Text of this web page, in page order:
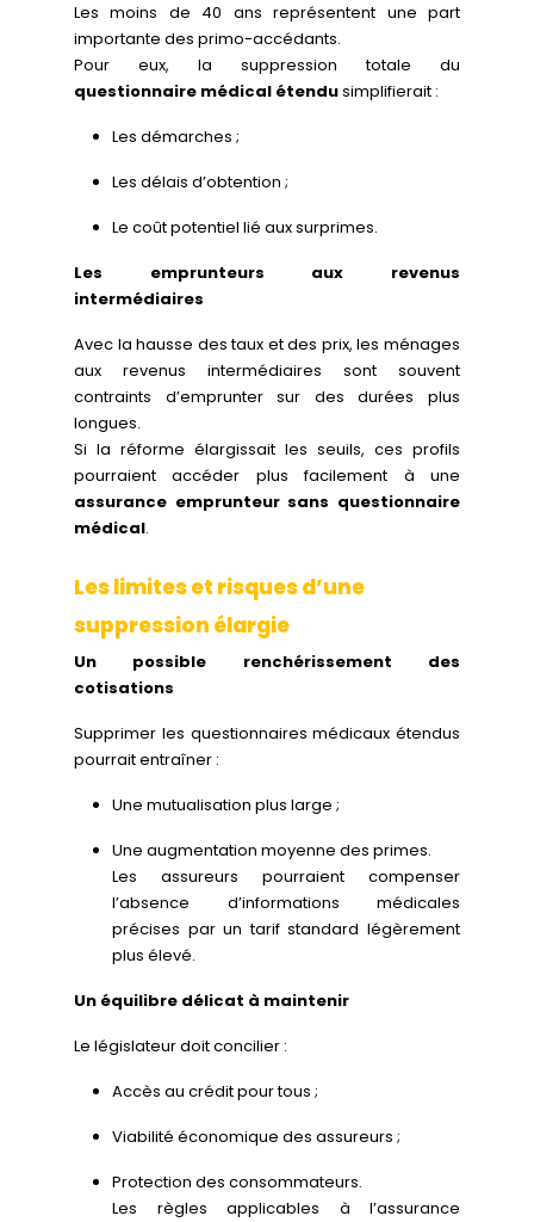
Les moins de 40 ans représentent une part
importante des primo-accédants.
Pour eux, la suppression totale du
questionnaire médical étendusimplifierait :
Les démarches ;
Les délais d’obtention ;
Le coût potentiel lié aux surprimes.
Les emprunteurs aux revenus
intermédiaires
Avec la hausse des taux et des prix, les ménages
aux revenus intermédiaires sont souvent
contraints d’emprunter sur des durées plus
longues.
Si la réforme élargissait les seuils, ces profils
pourraient accéder plus facilement à une
assurance emprunteur sans questionnaire
médical.
Les limites et risques d’une
suppression élargie
Un possible renchérissement des
cotisations
Supprimer les questionnaires médicaux étendus
pourrait entraîner :
Une mutualisation plus large ;
Une augmentation moyenne des primes.
Les assureurs pourraient compenser
l’absence d’informations médicales
précises par un tarif standard légèrement
plus élevé.
Un équilibre délicat à maintenir
Le législateur doit concilier :
Accès au crédit pour tous ;
Viabilité économique des assureurs ;
Protection des consommateurs.
Les règles applicables à l’assurance